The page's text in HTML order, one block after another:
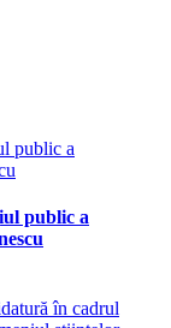
public a